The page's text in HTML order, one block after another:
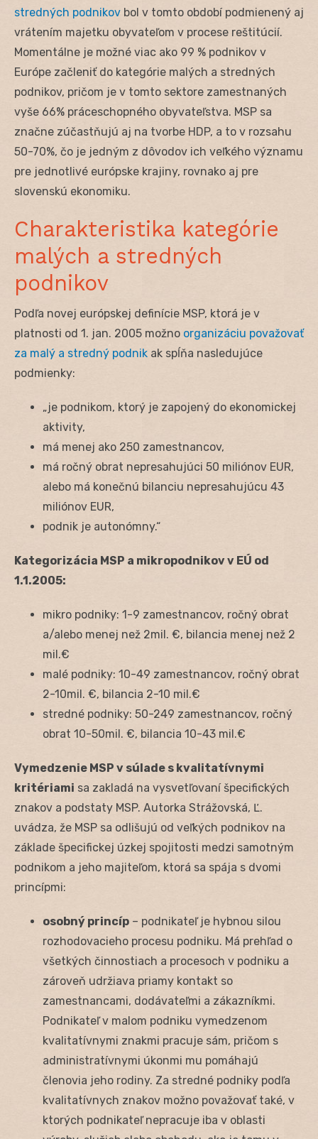
stredných podnikov bol v tomto období podmienený aj
vrátením majetku obyvateľom v procese reštitúcií.
Momentálne je možné viac ako 99 % podnikov v
Európe začleniť do kategórie malých a stredných
podnikov, pričom je v tomto sektore zamestnaných
vyše 66% práceschopného obyvateľstva. MSP sa
značne zúčastňujú aj na tvorbe HDP, a to v rozsahu
50-70%, čo je jedným z dôvodov ich veľkého významu
pre jednotlivé európske krajiny, rovnako aj pre
slovenskú ekonomiku.
Charakteristika kategórie
malých a stredných
podnikov
Podľa novej európskej definície MSP, ktorá je v
platnosti od 1. jan. 2005 možno organizáciu považovať
za malý a stredný podnik ak spĺňa nasledujúce
podmienky:
„je podnikom, ktorý je zapojený do ekonomickej
aktivity,
má menej ako 250 zamestnancov,
má ročný obrat nepresahujúci 50 miliónov EUR,
alebo má konečnú bilanciu nepresahujúcu 43
miliónov EUR,
podnik je autonómny.“
Kategorizácia MSP a mikropodnikov v EÚ od
1.1.2005:
mikro podniky: 1-9 zamestnancov, ročný obrat
a/alebo menej než 2mil. €, bilancia menej než 2
mil.€
malé podniky: 10-49 zamestnancov, ročný obrat
2-10mil. €, bilancia 2-10 mil.€
stredné podniky: 50-249 zamestnancov, ročný
obrat 10-50mil. €, bilancia 10-43 mil.€
Vymedzenie MSP v súlade s kvalitatívnymi
kritériami sa zakladá na vysvetľovaní špecifických
znakov a podstaty MSP. Autorka Strážovská, Ľ.
uvádza, že MSP sa odlišujú od veľkých podnikov na
základe špecifickej úzkej spojitosti medzi samotným
podnikom a jeho majiteľom, ktorá sa spája s dvomi
princípmi:
osobný princíp – podnikateľ je hybnou silou
rozhodovacieho procesu podniku. Má prehľad o
všetkých činnostiach a procesoch v podniku a
zároveň udržiava priamy kontakt so
zamestnancami, dodávateľmi a zákazníkmi.
Podnikateľ v malom podniku vymedzenom
kvalitatívnymi znakmi pracuje sám, pričom s
administratívnymi úkonmi mu pomáhajú
členovia jeho rodiny. Za stredné podniky podľa
kvalitatívnych znakov možno považovať také, v
ktorých podnikateľ nepracuje iba v oblasti